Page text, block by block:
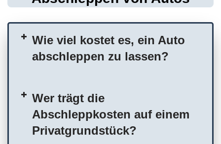
Wie viel kostet es, ein Auto
abschleppen zu lassen?
Wer trägt die
Abschleppkosten auf einem
Privatgrundstück?